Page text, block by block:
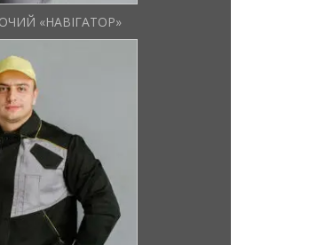
«НАВІГАТОР»